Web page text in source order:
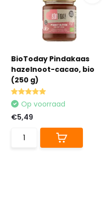
BioToday Pindakaas
hazelnoot-cacao, bio
(250 g)
Op voorraad
€5,49